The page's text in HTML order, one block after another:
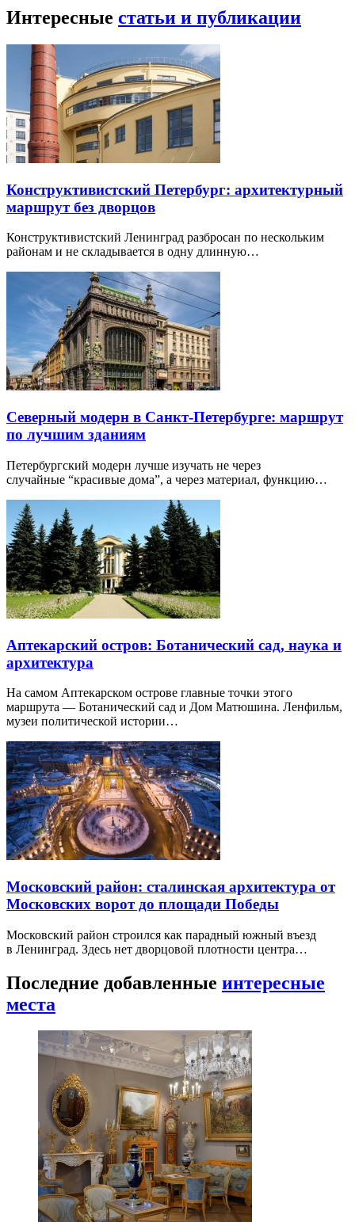
Интересные статьи и публикации
Конструктивистский Петербург: архитектурный
маршрут без дворцов
Конструктивистский Ленинград разбросан по нескольким
районам и не складывается в одну длинную…
Северный модерн в Санкт-Петербурге: маршрут
по лучшим зданиям
Петербургский модерн лучше изучать не через
случайные “красивые дома”, а через материал, функцию…
Аптекарский остров: Ботанический сад, наука и
архитектура
На самом Аптекарском острове главные точки этого
маршрута — Ботанический сад и Дом Матюшина. Ленфильм,
музеи политической истории…
Московский район: сталинская архитектура от
Московских ворот до площади Победы
Московский район строился как парадный южный въезд
в Ленинград. Здесь нет дворцовой плотности центра…
Последние добавленные интересные
места